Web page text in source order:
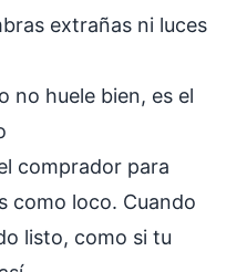
extrañas ni luces
no huele bien, es el
comprador para
como loco. Cuando
listo, como si tu